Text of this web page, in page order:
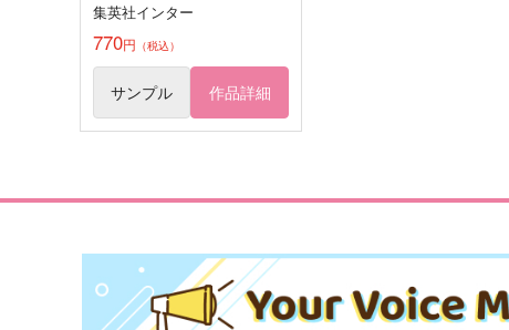
集英社インター
770円 （税込）
サンプル 作品詳細